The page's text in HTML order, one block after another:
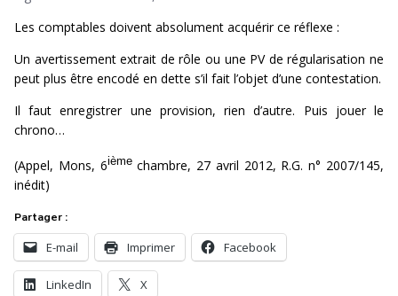
Les comptables doivent absolument acquérir ce réflexe :
Un avertissement extrait de rôle ou une PV de régularisation ne
peut plus être encodé en dette s’il fait l’objet d’une contestation.
Il faut enregistrer une provision, rien d’autre. Puis jouer le
chrono…
(Appel, Mons, 6ièmechambre, 27 avril 2012, R.G. n° 2007/145,
inédit)
Partager :
E-mail Imprimer Facebook
LinkedIn X